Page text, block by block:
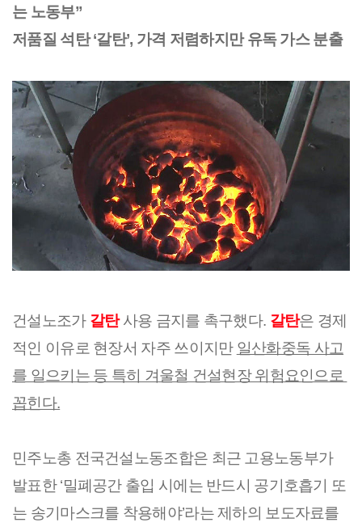
는 노동부”
저품질 석탄 ‘갈탄’, 가격 저렴하지만 유독 가스 분출
건설노조가 갈탄 사용 금지를 촉구했다. 갈탄은 경제
적인 이유로 현장서 자주 쓰이지만 일산화중독 사고
를 일으키는 등 특히 겨울철 건설현장 위험요인으로
꼽힌다.
민주노총 전국건설노동조합은 최근 고용노동부가
발표한 ‘밀폐공간 출입 시에는 반드시 공기호흡기 또
는 송기마스크를 착용해야’라는 제하의 보도자료를